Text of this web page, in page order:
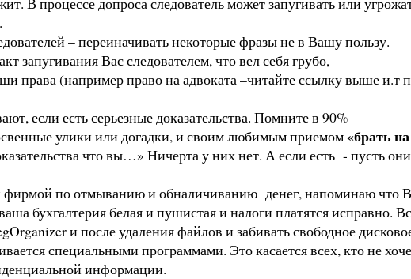
– переиначивать некоторые фразы не в Вашу пользу.
запугивания Вас следователем, что вел себя грубо,
права (например право на адвоката –читайте ссылку выше и.т
есть серьезные доказательства. Помните в 90%
улики или догадки, и своим любимым приемом«брать на
что вы…» Ничерта у них нет. А если есть - пусть они
по отмыванию и обналичиванию денег, напоминаю что
бухгалтерия белая и пушистая и налоги платятся исправно.
и после удаления файлов и забивать свободное
специальными программами. Это касается всех, кто не
информации.